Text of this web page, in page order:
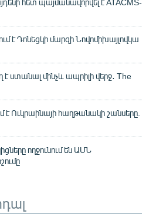
է Դոնեցկի մարզի Նովոմիխայլովկա
է ստանալ մինչև ապրիլի վերջ․ The
է Ուկրաինայի հաղթանակի շանսերը.
ողջունում են ԱՄՆ